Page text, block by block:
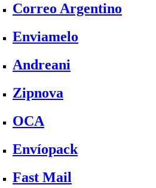
Correo Argentino
Enviamelo
Andreani
Zipnova
OCA
Envíopack
Fast Mail